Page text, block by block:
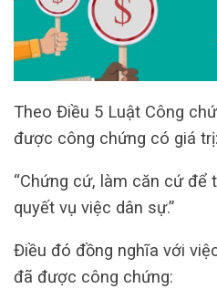
Theo Điều 5 Luật Công
được công chứng có giá trị:
“Chứng cứ, làm căn cứ để
quyết vụ việc dân sự.”
Điều đó đồng nghĩa với
đã được công chứng: